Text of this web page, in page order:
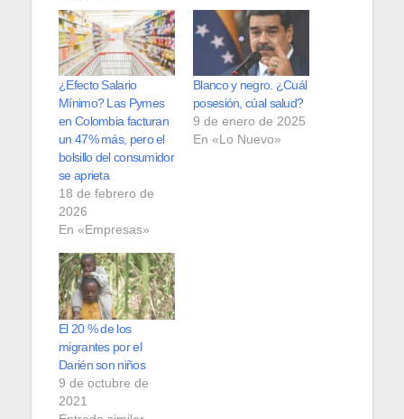
¿Efecto Salario
Mínimo? Las Pymes
en Colombia facturan
un 47% más, pero el
bolsillo del consumidor
se aprieta
18 de febrero de
2026
En «Empresas»
Blanco y negro. ¿Cuál
posesión, cúal salud?
9 de enero de 2025
En «Lo Nuevo»
El 20 % de los
migrantes por el
Darién son niños
9 de octubre de
2021